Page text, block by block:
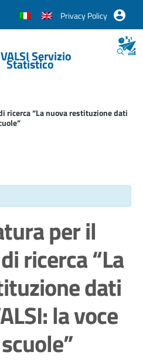
Privacy Policy
Servizio
Statistico
ricerca “La nuova restituzione dati
per il
ricerca “La
dati
la voce